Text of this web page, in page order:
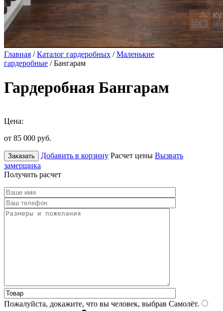
Главная /Каталог гардеробных /Маленькие
гардеробные / Бангарам
Гардеробная Бангарам
Цена:
от 85 000 руб.
Заказать Добавить в корзину Расчет цены Вызвать
замерщика
Получить расчет
Пожалуйста, докажите, что вы человек, выбрав Самолёт.